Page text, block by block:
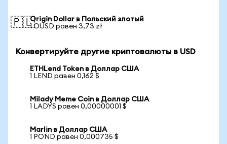
🇵🇱Origin Dollar в Польский злотый
1 OUSD равен 3,73 zł
Конвертируйте другие криптовалюты в USD
ETHLend Token в Доллар США
1 LEND равен 0,162 $
Milady Meme Coin в Доллар США
1 LADYS равен 0,00000001 $
Marlin в Доллар США
1 POND равен 0,000735 $